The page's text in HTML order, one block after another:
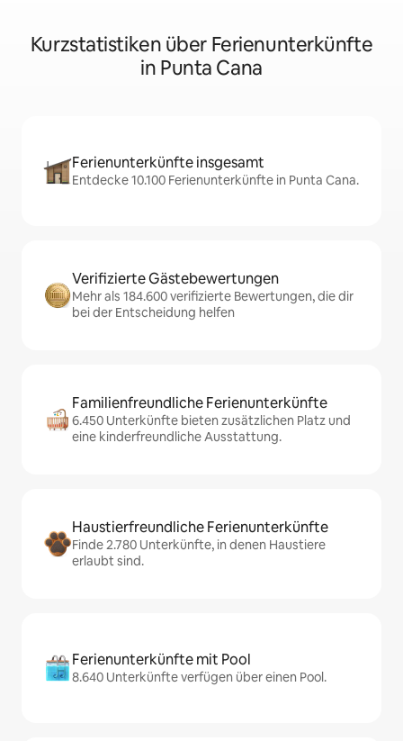
Kurzstatistiken über Ferienunterkünfte
in Punta Cana
Ferienunterkünfte insgesamt
Entdecke 10.100 Ferienunterkünfte in Punta Cana.
Verifizierte Gästebewertungen
Mehr als 184.600 verifizierte Bewertungen, die dir
bei der Entscheidung helfen
Familienfreundliche Ferienunterkünfte
6.450 Unterkünfte bieten zusätzlichen Platz und
eine kinderfreundliche Ausstattung.
Haustierfreundliche Ferienunterkünfte
Finde 2.780 Unterkünfte, in denen Haustiere
erlaubt sind.
Ferienunterkünfte mit Pool
8.640 Unterkünfte verfügen über einen Pool.